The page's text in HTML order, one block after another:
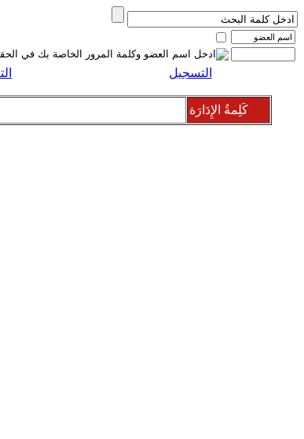
التسجيل
كَلِمةُ الإِدَارَة